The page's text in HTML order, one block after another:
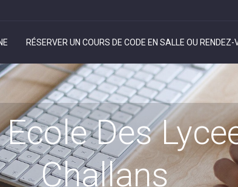
RÉSERVER UN COURS DE CODE EN SALLE OU
Des
Challans